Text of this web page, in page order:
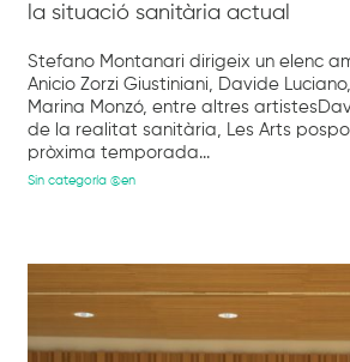
la situació sanitària actual
Stefano Montanari dirigeix un elenc
Anicio Zorzi Giustiniani, Davide
Marina Monzó, entre altres
de la realitat sanitària, Les Arts
pròxima temporada...
Sin categoría @en